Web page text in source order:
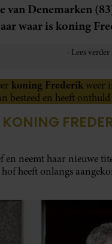
Denemarken
waar is koning
koning Frederik weer
besteed en heeft
KONING
neemt haar nieuwe
hof heeft onlangs